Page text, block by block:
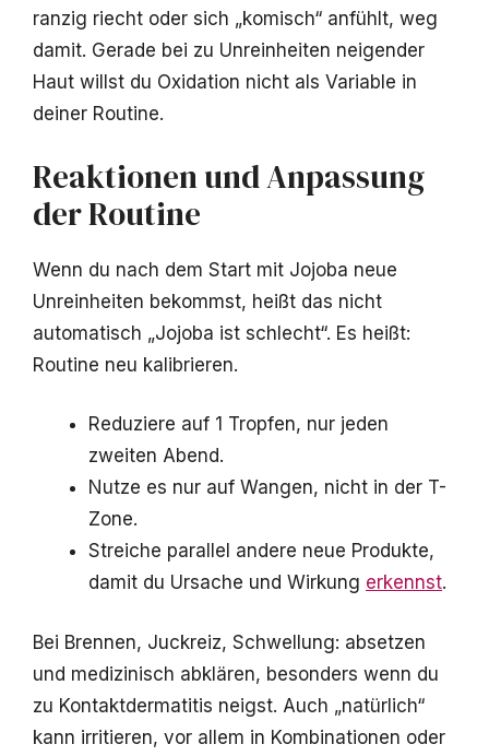
ranzig riecht oder sich „komisch“ anfühlt, weg
damit. Gerade bei zu Unreinheiten neigender
Haut willst du Oxidation nicht als Variable in
deiner Routine.
Reaktionen und Anpassung
der Routine
Wenn du nach dem Start mit Jojoba neue
Unreinheiten bekommst, heißt das nicht
automatisch „Jojoba ist schlecht“. Es heißt:
Routine neu kalibrieren.
Reduziere auf 1 Tropfen, nur jeden
zweiten Abend.
Nutze es nur auf Wangen, nicht in der T-
Zone.
Streiche parallel andere neue Produkte,
damit du Ursache und Wirkung erkennst.
Bei Brennen, Juckreiz, Schwellung: absetzen
und medizinisch abklären, besonders wenn du
zu Kontaktdermatitis neigst. Auch „natürlich“
kann irritieren, vor allem in Kombinationen oder